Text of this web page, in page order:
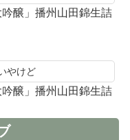
醸」播州山田錦生詰
やけど
醸」播州山田錦生詰